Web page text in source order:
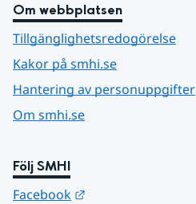
Om webbplatsen
Tillgänglighetsredogörelse
Kakor på smhi.se
Hantering av personuppgifter
Om smhi.se
Följ SMHI
Facebook